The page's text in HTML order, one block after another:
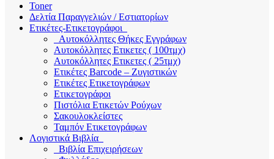
Toner
Δελτία Παραγγελιών / Εστιατορίων
Ετικέτες-Ετικετογράφοι
Αυτοκόλλητες Θήκες Εγγράφων
Αυτοκόλλητες Ετικετες ( 100τμχ)
Αυτοκόλλητες Ετικετες ( 25τμχ)
Ετικέτες Barcode – Ζυγιστικών
Ετικέτες Ετικετογράφων
Ετικετογράφοι
Πιστόλια Ετικετών Ρούχων
Σακουλοκλείστες
Ταμπόν Ετικετογράφων
Λογιστικά Βιβλία
Βιβλία Επιχειρήσεων